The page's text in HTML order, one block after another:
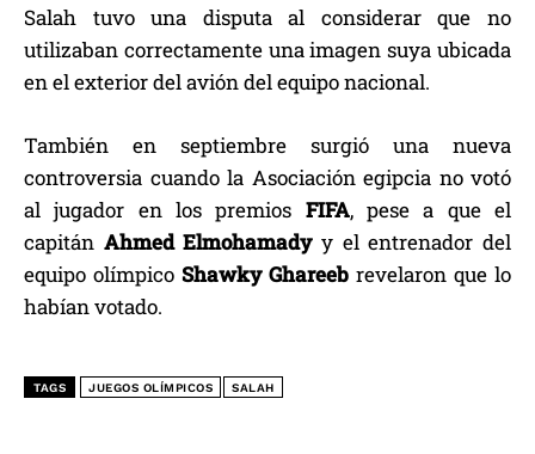
Salah tuvo una disputa al considerar que no
utilizaban correctamente una imagen suya ubicada
en el exterior del avión del equipo nacional.
También en septiembre surgió una nueva
controversia cuando la Asociación egipcia no votó
al jugador en los premios FIFA, pese a que el
capitán Ahmed Elmohamadyy el entrenador del
equipo olímpico Shawky Ghareeb revelaron que lo
habían votado.
TAGS JUEGOS OLÍMPICOS SALAH